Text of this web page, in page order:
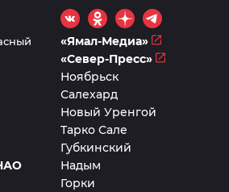
«Ямал-Медиа»
«Север-Пресс»
Ноябрьск
Салехард
Новый Уренгой
Тарко Сале
Губкинский
Надым
Горки